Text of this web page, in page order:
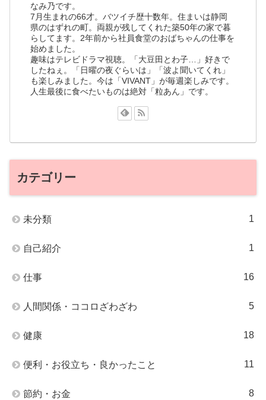
なみ乃です。
7月生まれの66才。バツイチ歴十数年。住まいは静岡
県のはずれの町。両親が残してくれた築50年の家で暮
らしてます。2年前から社員食堂のおばちゃんの仕事を
始めました。
趣味はテレビドラマ視聴。「大豆田とわ子…」好きで
したねぇ。「日曜の夜ぐらいは」「波よ聞いてくれ」
も楽しみました。今は「VIVANT」が毎週楽しみです。
人生最後に食べたいものは絶対「粒あん」です。
カテゴリー
未分類 1
自己紹介 1
仕事 16
人間関係・ココロざわざわ 5
健康 18
便利・お役立ち・良かったこと 11
節約・お金 8